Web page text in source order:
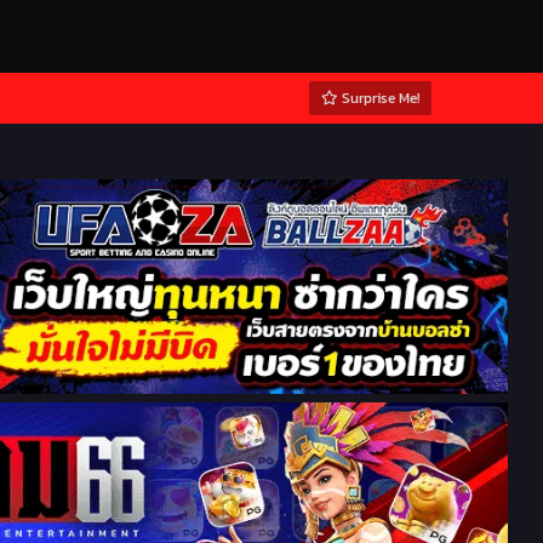
Surprise Me!